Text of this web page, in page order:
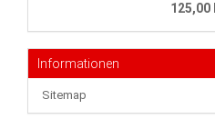
125,00
Informationen
Sitemap